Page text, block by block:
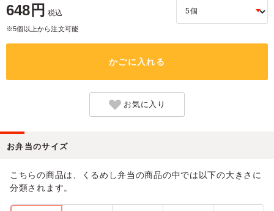
648円 税込
※5個以上から注文可能
かごに入れる
お気に入り
お弁当のサイズ
こちらの商品は、くるめし弁当の商品の中では以下の大きさに
分類されます。